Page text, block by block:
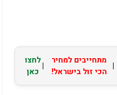
| מתחייבים למחיר
הכי זול בישראל!
|לחצו
כאן